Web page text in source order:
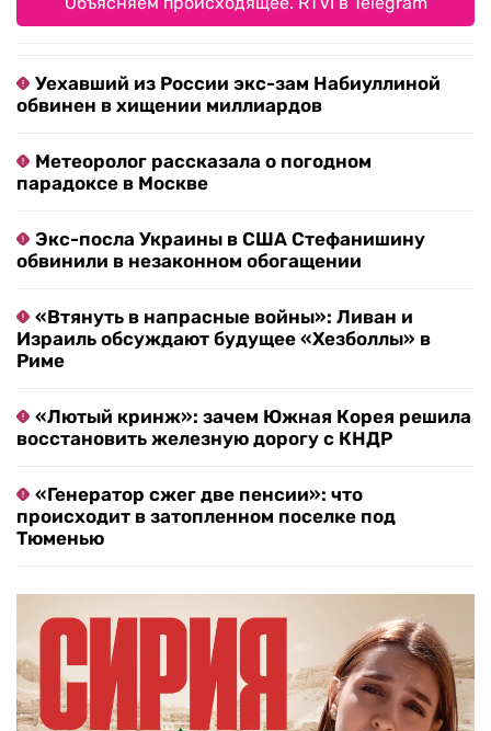
Уехавший из России экс-зам Набиуллиной
обвинен в хищении миллиардов
Метеоролог рассказала о погодном
парадоксе в Москве
Экс-посла Украины в США Стефанишину
обвинили в незаконном обогащении
«Втянуть в напрасные войны»: Ливан и
Израиль обсуждают будущее «Хезболлы» в
Риме
«Лютый кринж»: зачем Южная Корея решила
восстановить железную дорогу с КНДР
«Генератор сжег две пенсии»: что
происходит в затопленном поселке под
Тюменью